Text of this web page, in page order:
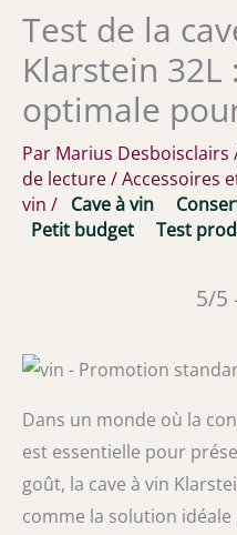
Test de la
Klarstein
optimale
Par Marius Desboisclairs
de lecture/Accessoires
vin / Cave à vin
Petit budget
Test
5/5
Dans un monde où la
est essentielle pour
goût, la cave à vin
comme la solution